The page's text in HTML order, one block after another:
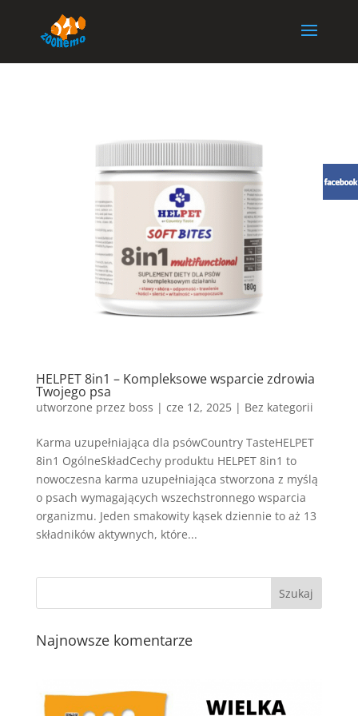
HELPET 8in1 – Kompleksowe wsparcie zdrowia
Twojego psa
utworzone przez boss | cze 12, 2025| Bez kategorii
Karma uzupełniająca dla psówCountry TasteHELPET
8in1 OgólneSkładCechy produktu HELPET 8in1 to
nowoczesna karma uzupełniająca stworzona z myślą
o psach wymagających wszechstronnego wsparcia
organizmu. Jeden smakowity kąsek dziennie to aż 13
składników aktywnych, które...
Najnowsze komentarze